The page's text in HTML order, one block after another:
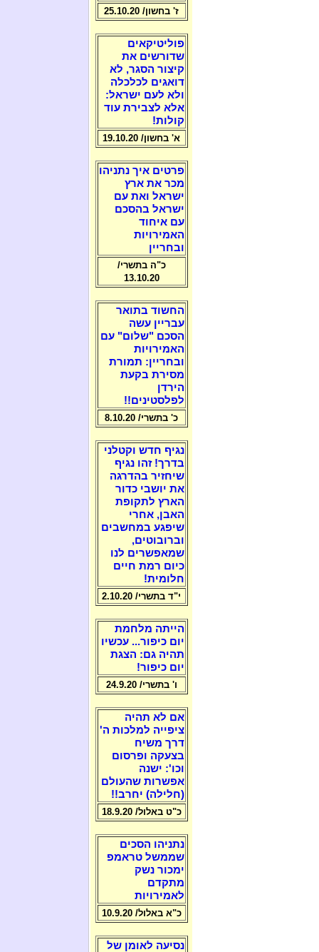
ז' בחשון/ 25.10.20
פוליטיקאים
שדורשים את
קיצור הסגר, לא
דואגים לכלכלה
ולא לעם ישראל:
אלא לצבירת עוד
קולות!
א' בחשון/ 19.10.20
פרטים איך נתניהו
מכר את ארץ
ישראל ואת עם
ישראל בהסכם
עם איחוד
האמירויות
ובחריין
כ"ה בתשרי/
13.10.20
החשוד בתואר
עבריין עשה
הסכם "שלום" עם
האמירויות
ובחריין: תמורת
מסירת בקעת
הירדן
לפלסטינים!!
כ' בתשרי/ 8.10.20
נגיף חדש וקטלני
בדרך! זהו נגיף
שיחזיר בהדרגה
את יושבי כדור
הארץ לתקופת
האבן, אחרי
שיפגע במחשבים
וברובוטים,
שמאפשרים לנו
כיום רמת חיים
חלומית!
י"ד בתשרי/ 2.10.20
הייתה מלחמת
יום כיפור... עכשיו
תהיה גם: הצגת
יום כיפור!
ו' בתשרי/ 24.9.20
אם לא תהיה
ציפייה למלכות ה'
דרך משיח
בצעקה ופרסום
וכו': ישנה
אפשרות שהעולם
(חלילה) יחרב!!
כ"ט באלול/ 18.9.20
נתניהו הסכים
שממשל טראמפ
ימכור נשק
מתקדם
לאמירויות
כ"א באלול/ 10.9.20
נסיעה לאומן של